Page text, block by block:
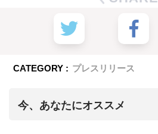
CATEGORY : プレスリリース
今、あなたにオススメ